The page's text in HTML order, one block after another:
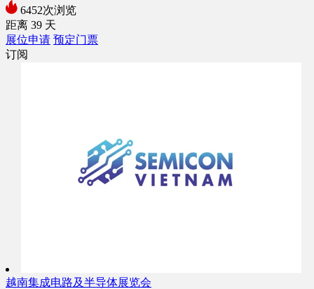
6452次浏览
距离 39 天
展位申请 预定门票
订阅
越南集成电路及半导体展览会